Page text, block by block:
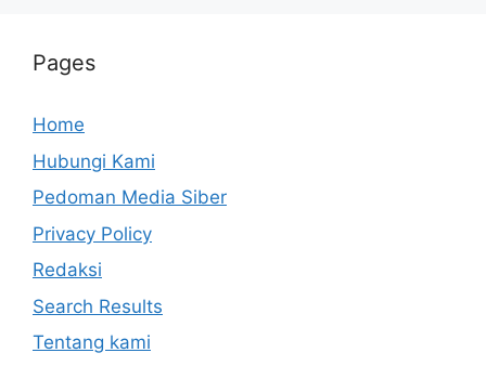
Pages
Home
Hubungi Kami
Pedoman Media Siber
Privacy Policy
Redaksi
Search Results
Tentang kami